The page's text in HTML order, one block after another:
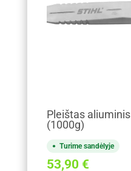
Pleištas aliuminis
(1000g)
Turime sandėlyje
53,90 €